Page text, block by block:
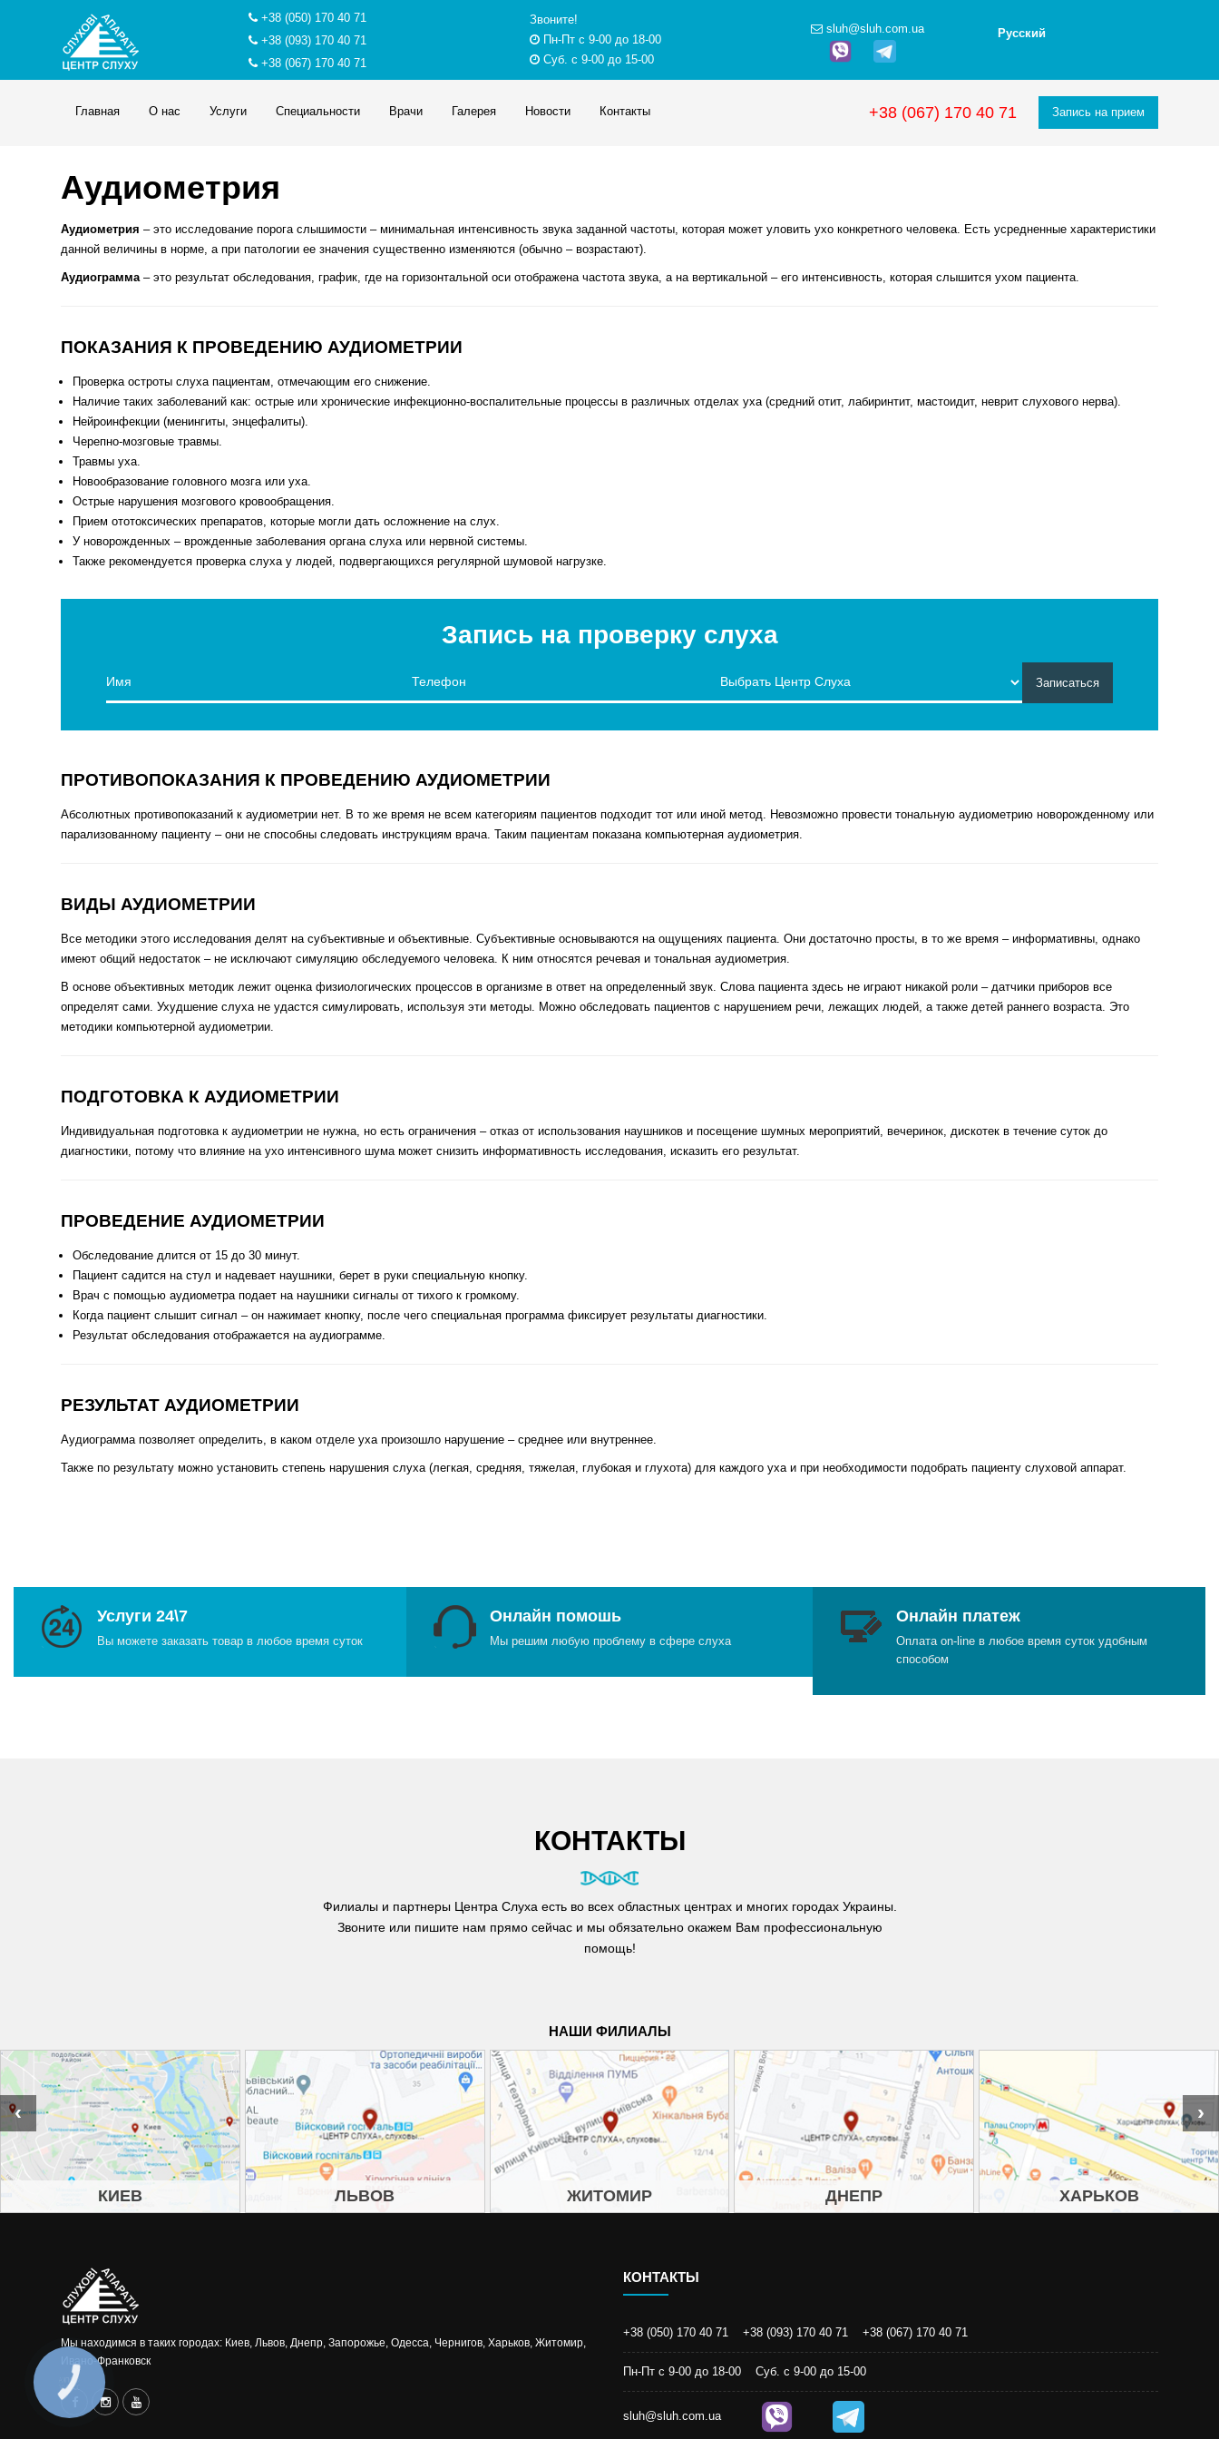
+38 (050) 170 40 71
+38 (093) 170 40 71
+38 (067) 170 40 71
Звоните!
Пн-Пт с 9-00 до 18-00
Суб. c 9-00 до 15-00
sluh@sluh.com.ua Русский
Главная О нас Услуги Специальности Врачи Галерея Новости Контакты +38 (067) 170 40 71 Запись на прием
Аудиометрия
Аудиометрия – это исследование порога слышимости – минимальная интенсивность звука заданной частоты, которая может уловить ухо конкретного человека. Есть усредненные характеристики
данной величины в норме, а при патологии ее значения существенно изменяются (обычно – возрастают).
Аудиограмма– это результат обследования, график, где на горизонтальной оси отображена частота звука, а на вертикальной – его интенсивность, которая слышится ухом пациента.
ПОКАЗАНИЯ К ПРОВЕДЕНИЮ АУДИОМЕТРИИ
Проверка остроты слуха пациентам, отмечающим его снижение.
Наличие таких заболеваний как: острые или хронические инфекционно-воспалительные процессы в различных отделах уха (средний отит, лабиринтит, мастоидит, неврит слухового нерва).
Нейроинфекции (менингиты, энцефалиты).
Черепно-мозговые травмы.
Травмы уха.
Новообразование головного мозга или уха.
Острые нарушения мозгового кровообращения.
Прием ототоксических препаратов, которые могли дать осложнение на слух.
У новорожденных – врожденные заболевания органа слуха или нервной системы.
Также рекомендуется проверка слуха у людей, подвергающихся регулярной шумовой нагрузке.
Запись на проверку слуха
ПРОТИВОПОКАЗАНИЯ К ПРОВЕДЕНИЮ АУДИОМЕТРИИ
Абсолютных противопоказаний к аудиометрии нет. В то же время не всем категориям пациентов подходит тот или иной метод. Невозможно провести тональную аудиометрию новорожденному или
парализованному пациенту – они не способны следовать инструкциям врача. Таким пациентам показана компьютерная аудиометрия.
ВИДЫ АУДИОМЕТРИИ
Все методики этого исследования делят на субъективные и объективные. Субъективные основываются на ощущениях пациента. Они достаточно просты, в то же время – информативны, однако
имеют общий недостаток – не исключают симуляцию обследуемого человека. К ним относятся речевая и тональная аудиометрия.
В основе объективных методик лежит оценка физиологических процессов в организме в ответ на определенный звук. Слова пациента здесь не играют никакой роли – датчики приборов все
определят сами. Ухудшение слуха не удастся симулировать, используя эти методы. Можно обследовать пациентов с нарушением речи, лежащих людей, а также детей раннего возраста. Это
методики компьютерной аудиометрии.
ПОДГОТОВКА К АУДИОМЕТРИИ
Индивидуальная подготовка к аудиометрии не нужна, но есть ограничения – отказ от использования наушников и посещение шумных мероприятий, вечеринок, дискотек в течение суток до
диагностики, потому что влияние на ухо интенсивного шума может снизить информативность исследования, исказить его результат.
ПРОВЕДЕНИЕ АУДИОМЕТРИИ
Обследование длится от 15 до 30 минут.
Пациент садится на стул и надевает наушники, берет в руки специальную кнопку.
Врач с помощью аудиометра подает на наушники сигналы от тихого к громкому.
Когда пациент слышит сигнал – он нажимает кнопку, после чего специальная программа фиксирует результаты диагностики.
Результат обследования отображается на аудиограмме.
РЕЗУЛЬТАТ АУДИОМЕТРИИ
Аудиограмма позволяет определить, в каком отделе уха произошло нарушение – среднее или внутреннее.
Также по результату можно установить степень нарушения слуха (легкая, средняя, ​​тяжелая, глубокая и глухота) для каждого уха и при необходимости подобрать пациенту слуховой аппарат.
Услуги 24\7
Вы можете заказать товар в любое время суток
Онлайн помошь
Мы решим любую проблему в сфере слуха
Онлайн платеж
Оплата on-line в любое время суток удобным
способом
КОНТАКТЫ
Филиалы и партнеры Центра Слуха есть во всех областных центрах и многих городах Украины.
Звоните или пишите нам прямо сейчас и мы обязательно окажем Вам профессиональную
помощь!
НАШИ ФИЛИАЛЫ
КИЕВ ЛЬВОВ ЖИТОМИР ДНЕПР ХАРЬКОВ
‹ ›
Мы находимся в таких городах: Киев, Львов, Днепр, Запорожье, Одесса, Чернигов, Харьков, Житомир,
Ивано-Франковск
КОНТАКТЫ
+38 (050) 170 40 71 +38 (093) 170 40 71 +38 (067) 170 40 71
Пн-Пт с 9-00 до 18-00 Суб. c 9-00 до 15-00
sluh@sluh.com.ua